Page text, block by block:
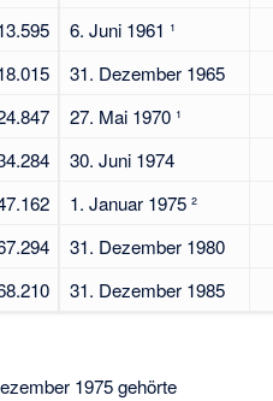
6. Juni 1961 ¹
31. Dezember 1965
27. Mai 1970 ¹
30. Juni 1974
1. Januar 1975 ²
31. Dezember 1980
31. Dezember 1985
1975 gehörte